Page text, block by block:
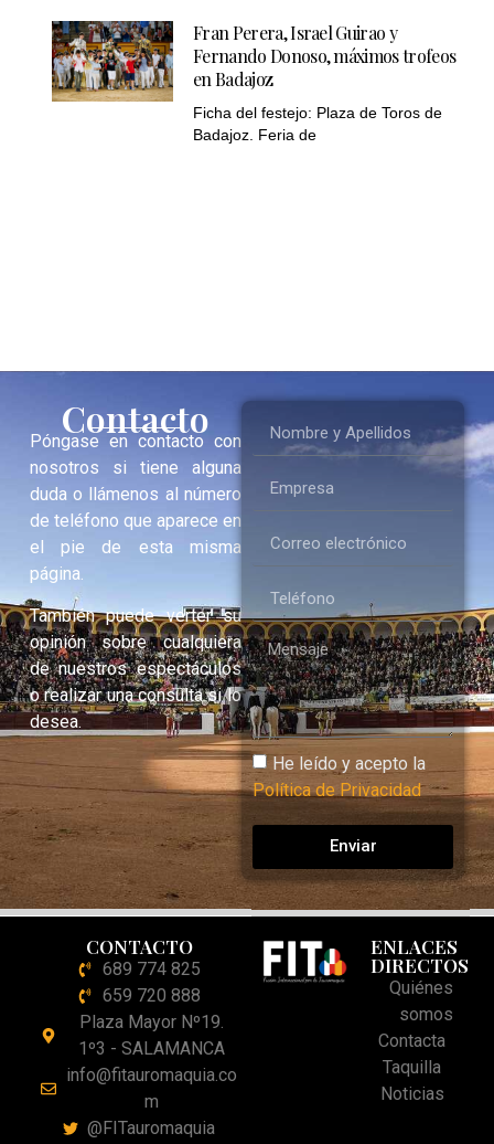
Fran Perera, Israel Guirao y
Fernando Donoso, máximos trofeos
en Badajoz
Ficha del festejo: Plaza de Toros de
Badajoz. Feria de
Contacto
Póngase en contacto con
nosotros si tiene alguna
duda o llámenos al número
de teléfono que aparece en
el pie de esta misma
página.
También puede verter su
opinión sobre cualquiera
de nuestros espectáculos
o realizar una consulta si lo
desea.
He leído y acepto la
Política de Privacidad
Enviar
CONTACTO
689 774 825
659 720 888
Plaza Mayor Nº19.
1º3 - SALAMANCA
info@fitauromaquia.co
m
@FITauromaquia
ENLACES
DIRECTOS
Quiénes
somos
Contacta
Taquilla
Noticias